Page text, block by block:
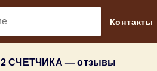
Контакты
СЧЕТЧИКА — отзывы